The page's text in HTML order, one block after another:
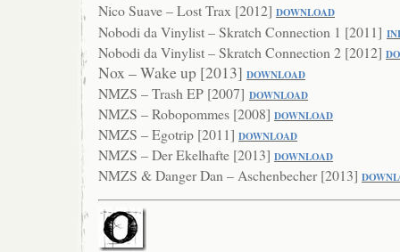
Nico Suave – Lost Trax [2012] DOWNLOAD
Nobodi da Vinylist – Skratch Connection 1 [2011]
Nobodi da Vinylist – Skratch Connection 2 [2012]
Nox – Wake up [2013] DOWNLOAD
NMZS – Trash EP [2007] DOWNLOAD
NMZS – Robopommes [2008] DOWNLOAD
NMZS – Egotrip [2011] DOWNLOAD
NMZS – Der Ekelhafte [2013] DOWNLOAD
NMZS & Danger Dan – Aschenbecher [2013]